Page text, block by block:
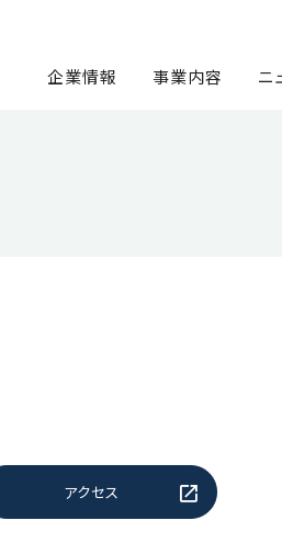
企業情報 事業内容 ニ
アクセス